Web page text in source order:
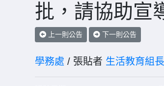
批，請協助宣
上一則公告 下一則公告
學務處 / 張貼者 生活教育組長